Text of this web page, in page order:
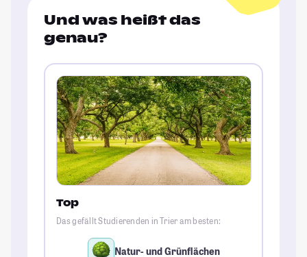
Und was heißt das
genau?
Top
Das gefällt Studierenden in Trier am besten:
Natur- und Grünflächen